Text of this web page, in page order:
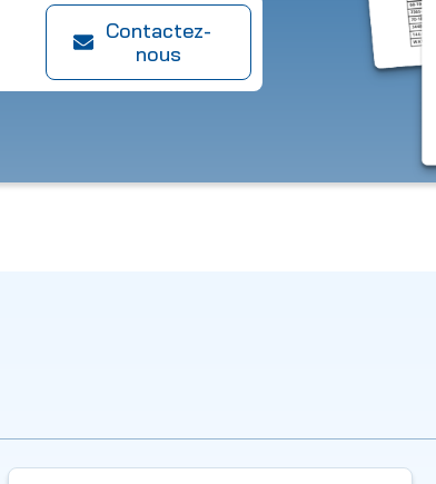
Contactez-
nous